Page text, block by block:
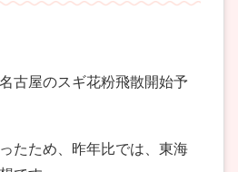
古屋のスギ花粉飛散開始予
たため、昨年比では、東海